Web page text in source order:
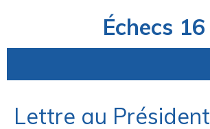
Échecs 16
Lettre au Président